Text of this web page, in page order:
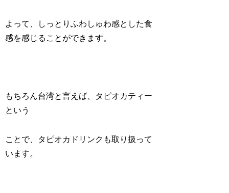
よって、しっとりふわしゅわ感とした食
感を感じることができます。
もちろん台湾と言えば、タピオカティー
という
ことで、タピオカドリンクも取り扱って
います。